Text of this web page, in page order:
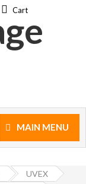
Cart
MAIN MENU
UVEX